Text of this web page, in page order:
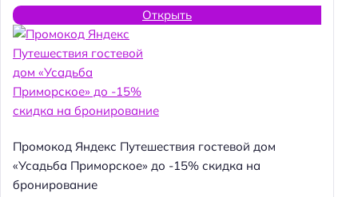
Открыть
Промокод Яндекс Путешествия гостевой дом
«Усадьба Приморское» до -15% скидка на
бронирование